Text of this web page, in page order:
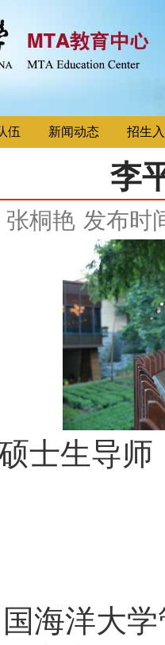
伍 新闻动态 招生
李
张桐艳 发布时
士生导
海洋大